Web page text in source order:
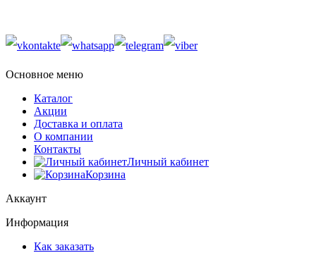
Основное меню
Каталог
Акции
Доставка и оплата
О компании
Контакты
Личный кабинет
Корзина
Аккаунт
Информация
Как заказать